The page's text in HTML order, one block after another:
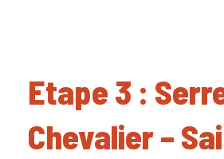
Etape 3 :
Chevalier –